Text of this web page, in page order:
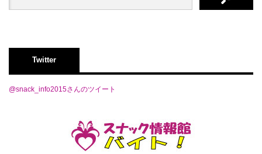
Twitter
@snack_info2015さんのツイート